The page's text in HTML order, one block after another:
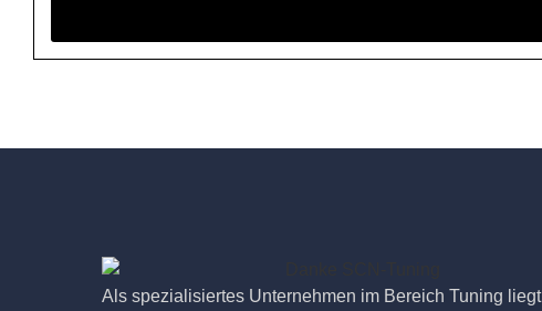
Als spezialisiertes Unternehmen im Bereich Tuning liegt